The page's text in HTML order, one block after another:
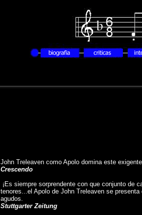
John Treleaven como Apolo domina este
Crescendo
¡Es siempre sorprendente con que conjunto de
tenores...el Apolo de John Treleaven se
agudos.
Stuttgarter Zeitung